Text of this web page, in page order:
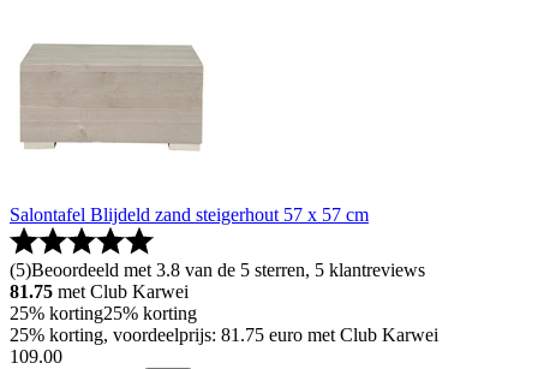
Salontafel Blijdeld zand steigerhout 57 x 57 cm
(5)Beoordeeld met 3.8 van de 5 sterren, 5 klantreviews
81.75 met Club Karwei
25% korting25% korting
25% korting, voordeelprijs: 81.75 euro met Club Karwei
109.00